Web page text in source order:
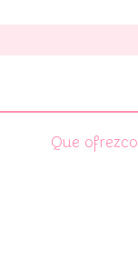
Que ofrezco